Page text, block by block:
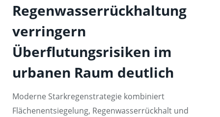
Regenwasserrückhaltung
verringern
Überflutungsrisiken im
urbanen Raum deutlich
Moderne Starkregenstrategie kombiniert
Flächenentsiegelung, Regenwasserrückhalt und